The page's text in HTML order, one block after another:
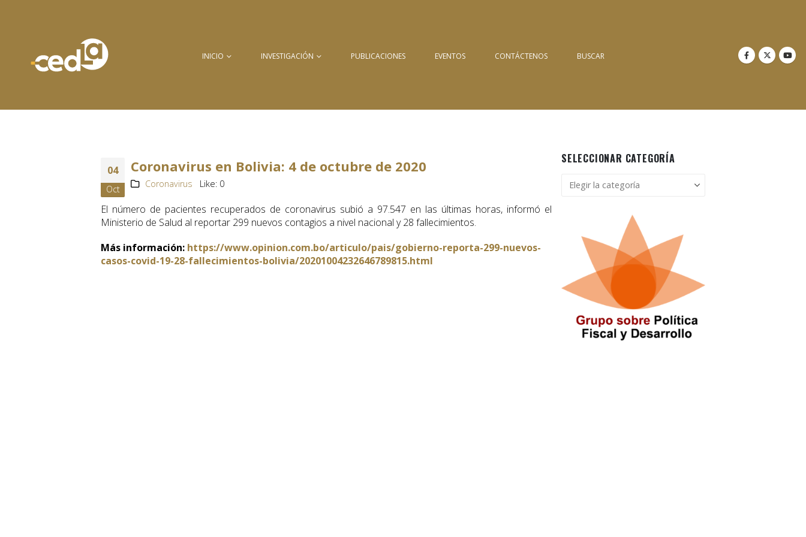
INICIO INVESTIGACIÓN PUBLICACIONES EVENTOS CONTÁCTENOS BUSCAR
04
Oct
Coronavirus en Bolivia: 4 de octubre de 2020
Coronavirus Like: 0
El número de pacientes recuperados de coronavirus subió a 97.547 en las últimas horas, informó el
Ministerio de Salud al reportar 299 nuevos contagios a nivel nacional y 28 fallecimientos.
Más información: https://www.opinion.com.bo/articulo/pais/gobierno-reporta-299-nuevos-
casos-covid-19-28-fallecimientos-bolivia/20201004232646789815.html
SELECCIONAR CATEGORÍA
Seleccionar
categoría